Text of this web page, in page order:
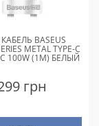
BASEUS
METAL TYPE-C
C 100W (1M) БЕЛЫЙ
грн